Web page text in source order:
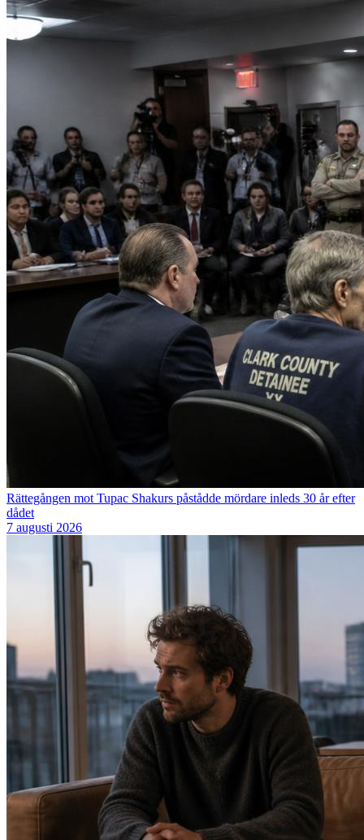
Rättegången mot Tupac Shakurs påstådde mördare inleds 30 år efter
dådet
7 augusti 2026